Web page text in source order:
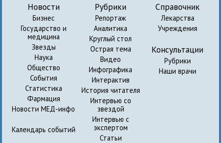
Новости
Бизнес
Государство и
медицина
Звезды
Наука
Общество
События
Статистика
Фармация
Новости МЕД-инфо
Календарь событий
Рубрики
Репортаж
Аналитика
Круглый стол
Острая тема
Видео
Инфографика
Интерактив
История читателя
Интервью со
звездой
Интервью с
экспертом
Статьи
Справочник
Лекарства
Учреждения
Консультации
Рубрики
Наши врачи